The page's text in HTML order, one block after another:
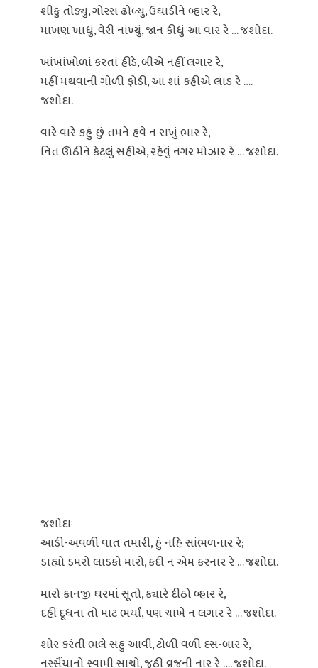
શીકું તોડ્યું, ગોરસ ઢોળ્યું, ઉઘાડીને બ્હાર રે,
માખણ ખાધું, વેરી નાંખ્યું, જાન કીધું આ વાર રે … જશોદા.
ખાંખાંખોળાં કરતાં હીંડે, બીએ નહીં લગાર રે,
મહીં મથવાની ગોળી ફોડી, આ શાં કહીએ લાડ રે ….
જશોદા.
વારે વારે કહું છું તમને હવે ન રાખું ભાર રે,
નિત ઊઠીને કેટલું સહીએ, રહેવું નગર મોઝાર રે … જશોદા.
જશોદાઃ
આડી-અવળી વાત તમારી, હું નહિ સાંભળનાર રે;
ડાહ્યો ડમરો લાડકો મારો, કદી ન એમ કરનાર રે … જશોદા.
મારો કાનજી ઘરમાં સૂતો, ક્યારે દીઠો બ્હાર રે,
દહીં દૂધનાં તો માટ ભર્યાં, પણ ચાખે ન લગાર રે … જશોદા.
શોર કરંતી ભલે સહુ આવી, ટોળી વળી દસ-બાર રે,